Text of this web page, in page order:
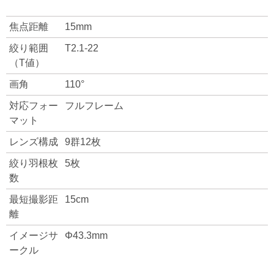
焦点距離 15mm
絞り範囲
（T値）
T2.1‐22
画角 110°
対応フォー
マット
フルフレーム
レンズ構成 9群12枚
絞り羽根枚
数
5枚
最短撮影距
離
15cm
イメージサ
ークル
Φ43.3mm